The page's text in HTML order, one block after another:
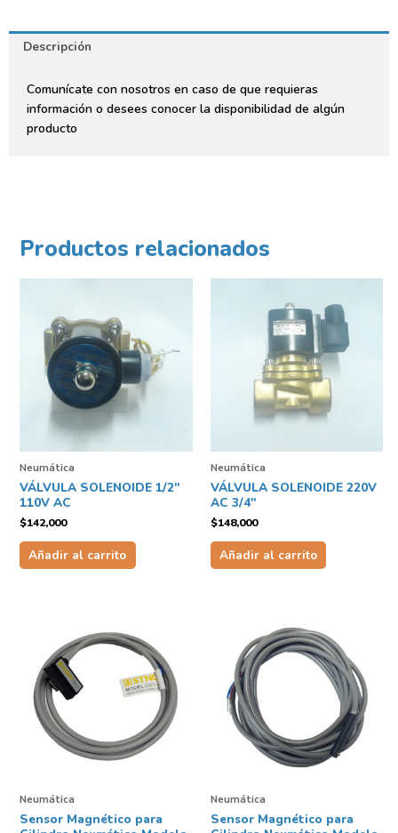
Descripción
Comunícate con nosotros en caso de que requieras
información o desees conocer la disponibilidad de algún
producto
Productos relacionados
Neumática
VÁLVULA SOLENOIDE 1/2″
110V AC
$142,000
Añadir al carrito
Neumática
VÁLVULA SOLENOIDE 220V
AC 3/4″
$148,000
Añadir al carrito
Neumática
Sensor Magnético para
Neumática
Sensor Magnético para